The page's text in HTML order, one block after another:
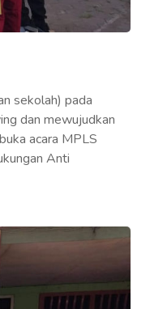
sekolah) pada
dan mewujudkan
acara MPLS
Anti